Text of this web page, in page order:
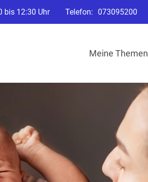
bis 12:30 Uhr Telefon: 073095200
Meine Themen